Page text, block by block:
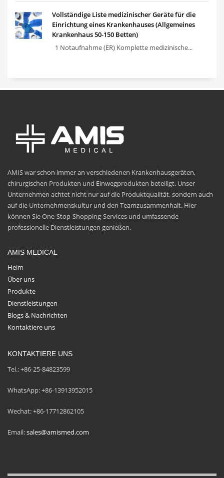
Vollständige Liste medizinischer Geräte für die
Einrichtung eines Krankenhauses (Allgemeines
Krankenhaus 50-150 Betten)
1 Notaufnahme (ER) Komplette medizinische...
AMIS war schon immer an verschiedenen Krankenhausgeräten,
chirurgischen Produkten und Einwegprodukten beteiligt. Unser
Unternehmen achtet nicht nur auf die Produktqualität, sondern auch
auf die Unternehmenskultur und den Teamzusammenhalt. Hier
können Sie One-Stop-Shopping-Services und umfassende
professionelle Dienstleistungen genießen.
AMIS MEDICAL
Heim
Über uns
Produkte
Dienstleistungen
Blogs & Nachrichten
Kontaktiere uns
KONTAKTIERE UNS
Tel.: +86-25-84823599
WhatsApp: +86-13913952015
Wechat: +86-17712862105
Email:sales@amismed.com